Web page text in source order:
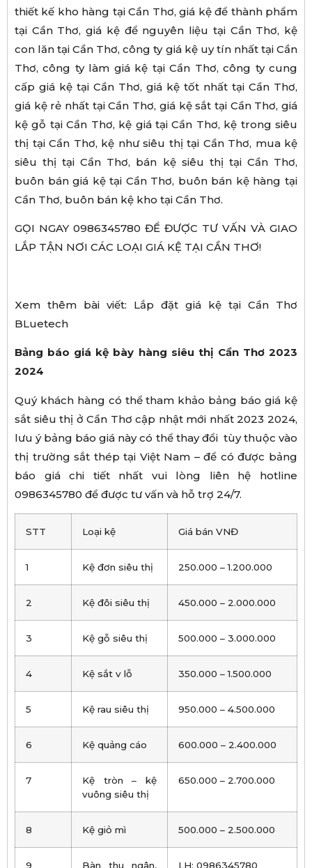
thiết kế kho hàng tại Cần Thơ, giá kệ để thành phẩm
tại Cần Thơ, giá kệ để nguyên liệu tại Cần Thơ, kệ
con lăn tại Cần Thơ, công ty giá kệ uy tín nhất tại Cần
Thơ, công ty làm giá kệ tại Cần Thơ, công ty cung
cấp giá kệ tại Cần Thơ, giá kệ tốt nhất tại Cần Thơ,
giá kệ rẻ nhất tại Cần Thơ, giá kệ sắt tại Cần Thơ, giá
kệ gỗ tại Cần Thơ, kệ giá tại Cần Thơ, kệ trong siêu
thị tại Cần Thơ, kệ như siêu thị tại Cần Thơ, mua kệ
siêu thị tại Cần Thơ, bán kệ siêu thị tại Cần Thơ,
buôn bán giá kệ tại Cần Thơ, buôn bán kệ hàng tại
Cần Thơ, buôn bán kệ kho tại Cần Thơ.
GỌI NGAY 0986345780 ĐỂ ĐƯỢC TƯ VẤN VÀ GIAO
LẮP TẬN NƠI CÁC LOẠI GIÁ KỆ TẠI CẦN THƠ!
Xem thêm bài viết: Lắp đặt giá kệ tại Cần Thơ
BLuetech
Bảng báo giá kệ bày hàng siêu thị Cần Thơ 2023
2024
Quý khách hàng có thể tham khảo bảng báo giá kệ
sắt siêu thị ở Cần Thơ cập nhật mới nhất 2023 2024,
lưu ý bảng báo giá này có thể thay đổi tùy thuộc vào
thị trường sắt thép tại Việt Nam – để có được bảng
báo giá chi tiết nhất vui lòng liên hệ hotline
0986345780 để được tư vấn và hỗ trợ 24/7.
STT Loại kệ Giá bán VNĐ
1 Kệ đơn siêu thị 250.000 – 1.200.000
2 Kệ đôi siêu thị 450.000 – 2.000.000
3 Kệ gỗ siêu thị 500.000 – 3.000.000
4 Kệ sắt v lỗ 350.000 – 1.500.000
5 Kệ rau siêu thị 950.000 – 4.500.000
6 Kệ quảng cáo 600.000 – 2.400.000
7
Kệ tròn – kệ
vuông siêu thị
650.000 – 2.700.000
8 Kệ giỏ mì 500.000 – 2.500.000
9
Bàn thu ngân,
LH: 0986345780